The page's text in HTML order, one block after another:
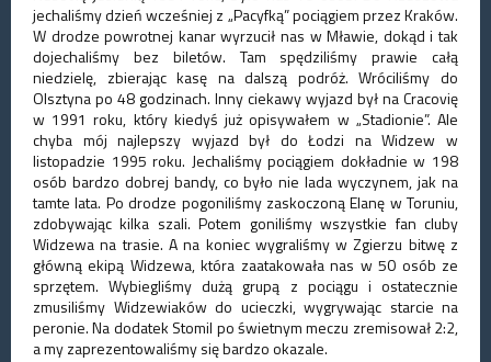
jechaliśmy dzień wcześniej z „Pacyfką” pociągiem przez Kraków.
W drodze powrotnej kanar wyrzucił nas w Mławie, dokąd i tak
dojechaliśmy bez biletów. Tam spędziliśmy prawie całą
niedzielę, zbierając kasę na dalszą podróż. Wróciliśmy do
Olsztyna po 48 godzinach. Inny ciekawy wyjazd był na Cracovię
w 1991 roku, który kiedyś już opisywałem w „Stadionie”. Ale
chyba mój najlepszy wyjazd był do Łodzi na Widzew w
listopadzie 1995 roku. Jechaliśmy pociągiem dokładnie w 198
osób bardzo dobrej bandy, co było nie lada wyczynem, jak na
tamte lata. Po drodze pogoniliśmy zaskoczoną Elanę w Toruniu,
zdobywając kilka szali. Potem goniliśmy wszystkie fan cluby
Widzewa na trasie. A na koniec wygraliśmy w Zgierzu bitwę z
główną ekipą Widzewa, która zaatakowała nas w 50 osób ze
sprzętem. Wybiegliśmy dużą grupą z pociągu i ostatecznie
zmusiliśmy Widzewiaków do ucieczki, wygrywając starcie na
peronie. Na dodatek Stomil po świetnym meczu zremisował 2:2,
a my zaprezentowaliśmy się bardzo okazale.